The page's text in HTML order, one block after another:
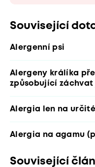
Související
Alergenní psi
Alergeny králíka
způsobující záchvat
Alergia len na
Alergia na agamu
Související